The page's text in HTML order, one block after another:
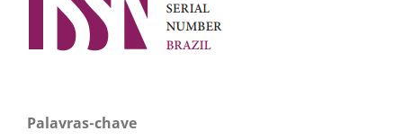
Palavras-chave